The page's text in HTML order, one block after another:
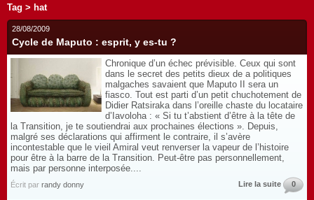
Tag > hat
28/08/2009
Cycle de Maputo : esprit, y es-tu ?
Chronique d’un échec prévisible. Ceux qui sont
dans le secret des petits dieux de a politiques
malgaches savaient que Maputo II sera un
fiasco. Tout est parti d’un petit chuchotement de
Didier Ratsiraka dans l’oreille chaste du locataire
d’Iavoloha : « Si tu t’abstient d’être à la tête de
la Transition, je te soutiendrai aux prochaines élections ». Depuis,
malgré ses déclarations qui affirment le contraire, il s’avère
incontestable que le vieil Amiral veut renverser la vapeur de l’histoire
pour être à la barre de la Transition. Peut-être pas personnellement,
mais par personne interposée....
Écrit par randy donny Lire la suite 0